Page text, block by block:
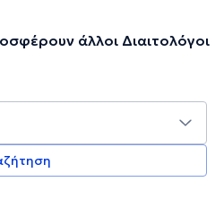
άλλοι Διαιτολόγοι